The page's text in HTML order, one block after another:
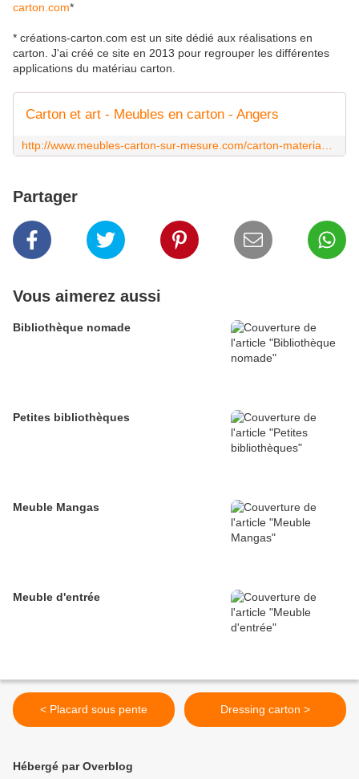
carton.com*
* créations-carton.com est un site dédié aux réalisations en
carton. J'ai créé ce site en 2013 pour regrouper les différentes
applications du matériau carton.
Carton et art - Meubles en carton - Angers
Partager
Vous aimerez aussi
Bibliothèque nomade
Petites bibliothèques
Meuble Mangas
Meuble d'entrée
< Placard sous pente Dressing carton >
Hébergé par Overblog